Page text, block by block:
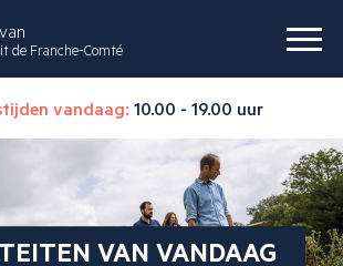
de Franche-Comté
vandaag: 10.00 - 19.00 uur
VAN VANDAAG